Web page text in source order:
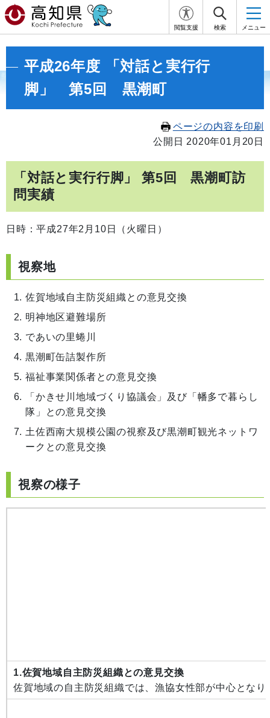
閲覧支援 検索 メニュー
平成26年度 「対話と実行行
脚」 第5回 黒潮町
ページの内容を印刷
公開日 2020年01月20日
「対話と実行行脚」 第5回 黒潮町訪
問実績
日時：平成27年2月10日（火曜日）
視察地
佐賀地域自主防災組織との意見交換
明神地区避難場所
であいの里蜷川
黒潮町缶詰製作所
福祉事業関係者との意見交換
「かきせ川地域づくり協議会」及び「幡多で暮らし
隊」との意見交換
土佐西南大規模公園の視察及び黒潮町観光ネットワ
ークとの意見交換
視察の様子
1.佐賀地域自主防災組織との意見交換
佐賀地域の自主防災組織では、漁協女性部が中心とな